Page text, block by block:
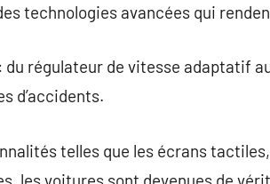
technologies avancées qui
du régulateur de vitesse adaptatif
d’accidents.
telles que les écrans
les voitures sont devenues de